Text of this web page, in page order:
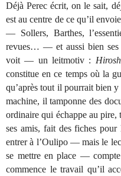
Déjà Perec écrit, on le sait,
est au centre de ce qu’il
— Sollers, Barthes,
revues… — et aussi bien ses
voit — un leitmotiv :
constitue en ce temps où la
qu’après tout il pourrait bien
machine, il tamponne des
ordinaire qui échappe au pire,
ses amis, fait des fiches
entrer à l’Oulipo — mais le
se mettre en place —
commence le travail qu’il